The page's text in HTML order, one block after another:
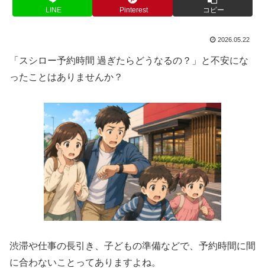
LINE Pinterest コピー
2026.05.22
「スシロー予約時間 過ぎたらどうなるの？」と不安にな
ったことはありませんか？
渋滞や仕事の長引き、子どもの準備などで、予約時間に間
に合わないことってありますよね。